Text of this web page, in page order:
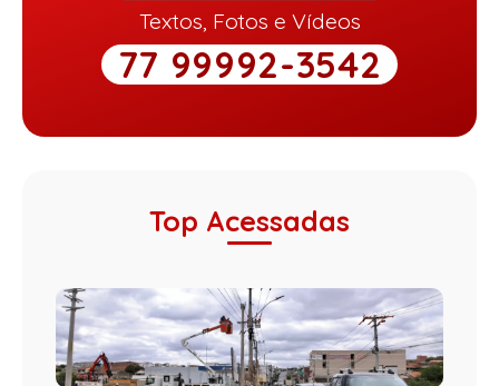
Textos, Fotos e Vídeos
77 99992-3542
Top Acessadas